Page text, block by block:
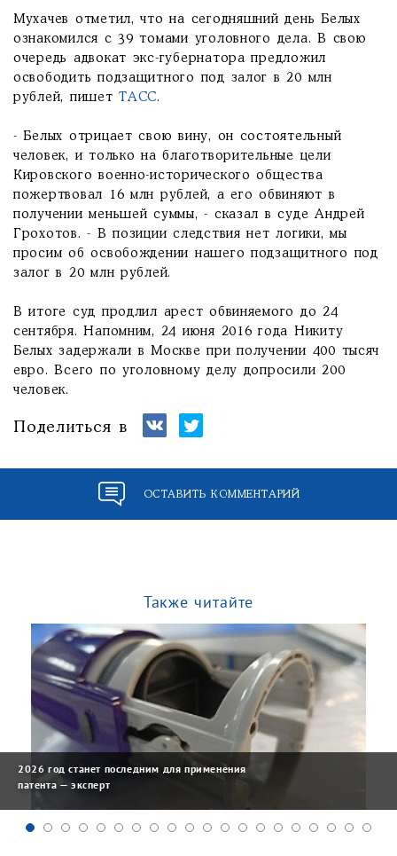
Мухачев отметил, что на сегодняшний день Белых
ознакомился с 39 томами уголовного дела. В свою
очередь адвокат экс-губернатора предложил
освободить подзащитного под залог в 20 млн
рублей, пишетТАСС.
- Белых отрицает свою вину, он состоятельный
человек, и только на благотворительные цели
Кировского военно-исторического общества
пожертвовал 16 млн рублей, а его обвиняют в
получении меньшей суммы, - сказал в суде Андрей
Грохотов. - В позиции следствия нет логики, мы
просим об освобождении нашего подзащитного под
залог в 20 млн рублей.
В итоге суд продлил арест обвиняемого до 24
сентября. Напомним, 24 июня 2016 года Никиту
Белых задержали в Москве при получении 400 тысяч
евро. Всего по уголовному делу допросили 200
человек.
Поделиться в
ОСТАВИТЬ КОММЕНТАРИЙ
Также читайте
2026 год станет последним для применения
патента — эксперт